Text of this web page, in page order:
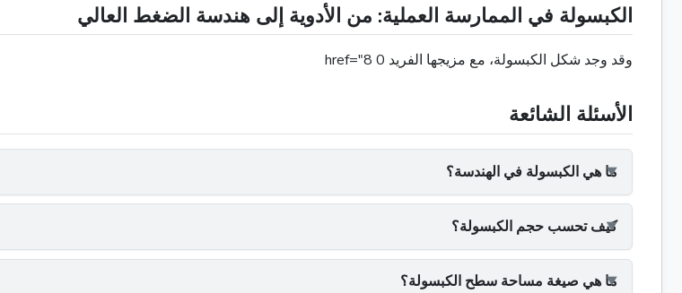
الكبسولة في الممارسة العملية: من الأدوية إلى هندسة الضغط العالي
وقد وجد شكل الكبسولة، مع مزيجها الفريد 0 href="8
الأسئلة الشائعة
ما هي الكبسولة في الهندسة؟
كيف تحسب حجم الكبسولة؟
ما هي صيغة مساحة سطح الكبسولة؟